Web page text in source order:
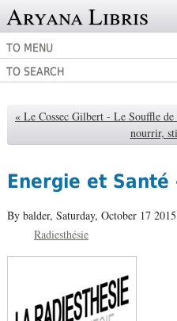
Aryana Libris
TO MENU
TO SEARCH
« Le Cossec Gilbert - Le Souffle
nourrir,
Energie et
By balder, Saturday, October 17
Radiesthésie